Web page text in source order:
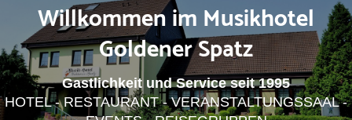
Willkommen im Musikhotel
Goldener Spatz
Gastlichkeit und Service seit 1995
HOTEL - RESTAURANT - VERANSTALTUNGSSAAL -